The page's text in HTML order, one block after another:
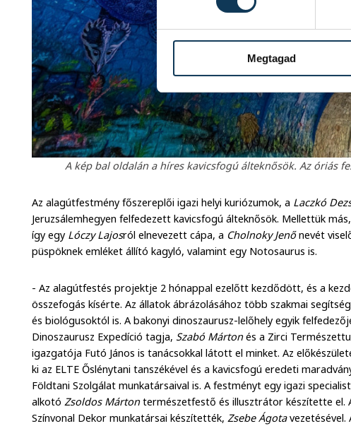
Megtagad
A kép bal oldalán a híres kavicsfogú álteknősök. Az óriás
Az alagútfestmény főszereplői igazi helyi kuriózumok, a Laczkó
Jeruzsálemhegyen felfedezett kavicsfogú álteknősök. Mellettük
így egy Lóczy Lajosról elnevezett cápa, a Cholnoky Jenőnevét
püspöknek emléket állító kagyló, valamint egy Notosaurus is.
- Az alagútfestés projektje 2 hónappal ezelőtt kezdődött, és a
összefogás kísérte. Az állatok ábrázolásához több szakmai
és biológusoktól is. A bakonyi dinoszaurusz-lelőhely egyik
Dinoszaurusz Expedíció tagja, Szabó Mártonés a Zirci
igazgatója Futó János is tanácsokkal látott el minket. Az
ki az ELTE Őslénytani tanszékével és a kavicsfogú eredeti
Földtani Szolgálat munkatársaival is. A festményt egy igazi
alkotóZsoldos Mártontermészetfestő és illusztrátor készítette el.
Színvonal Dekor munkatársai készítették,Zsebe Ágotavezetésével.